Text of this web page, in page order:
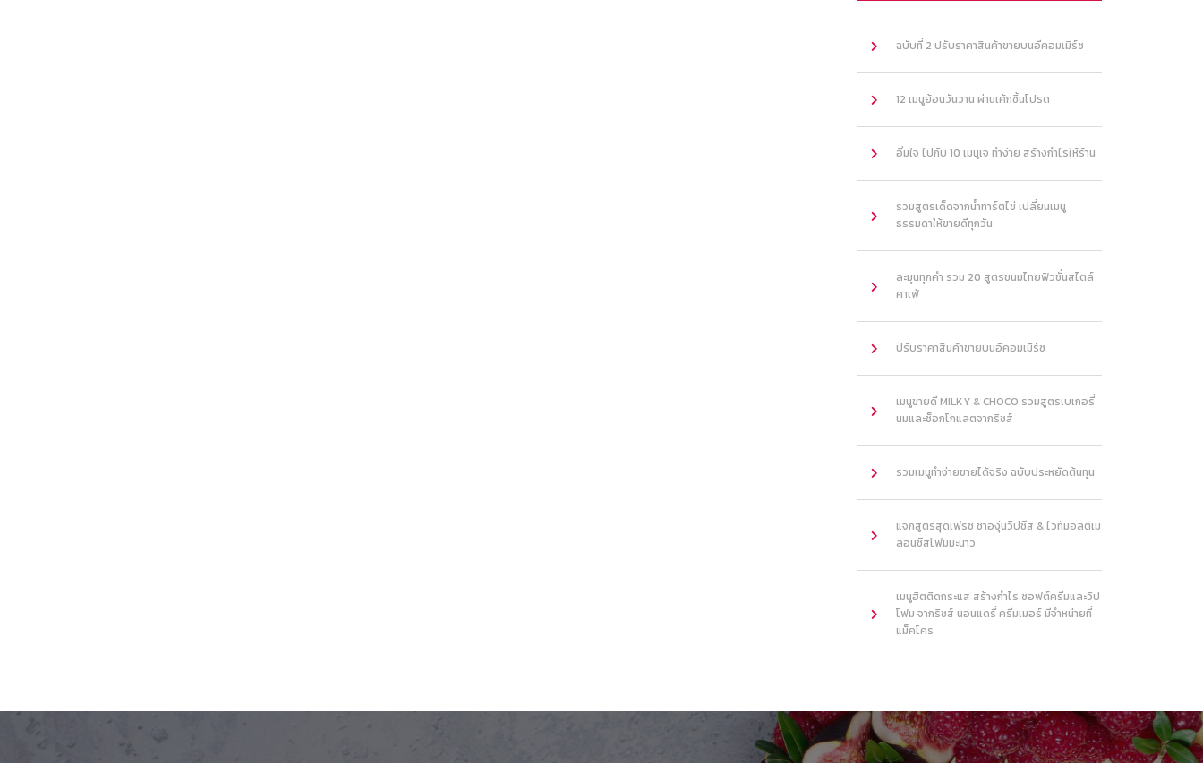
ฉบับที่ 2 ปรับราคาสินค้าขายบนอีคอมเมิร์ซ
12 เมนูย้อนวันวาน ผ่านเค้กชิ้นโปรด
อิ่มใจ ไปกับ 10 เมนูเจ ทำง่าย สร้างกำไรให้ร้าน
รวมสูตรเด็ดจากน้ำทาร์ตไข่ เปลี่ยนเมนู
ธรรมดาให้ขายดีทุกวัน
ละมุนทุกคำ รวม 20 สูตรขนมไทยฟิวชั่นสไตล์
คาเฟ่
ปรับราคาสินค้าขายบนอีคอมเมิร์ซ
เมนูขายดี MILKY & CHOCO รวมสูตรเบเกอรี่
นมและช็อกโกแลตจากริชส์
รวมเมนูทำง่ายขายได้จริง ฉบับประหยัดต้นทุน
แจกสูตรสุดเฟรช ชาองุ่นวิปชีส & ไวท์มอลต์เม
ลอนชีสโฟมมะนาว
เมนูฮิตติดกระแส สร้างกำไร ซอฟต์ครีมและวิป
โฟม จากริชส์ นอนแดรี่ ครีมเมอร์ มีจำหน่ายที่
แม็คโคร